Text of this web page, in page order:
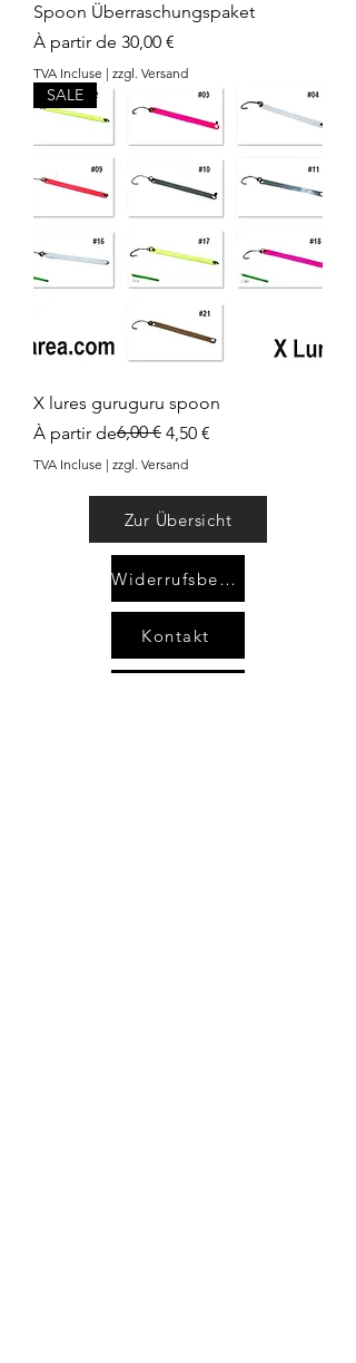
Spoon Überraschungspaket
À partir de 30,00 €
Prix promotionnel
TVA Incluse | zzgl. Versand
SALE
X lures guruguru spoon
À partir de
Prix original6,00 € 4,50 €
Prix promotionnel
TVA Incluse | zzgl. Versand
Zur Übersicht
Widerrufsbelehrung
Kontakt